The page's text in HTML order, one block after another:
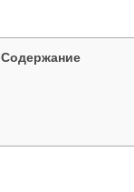
Содержание